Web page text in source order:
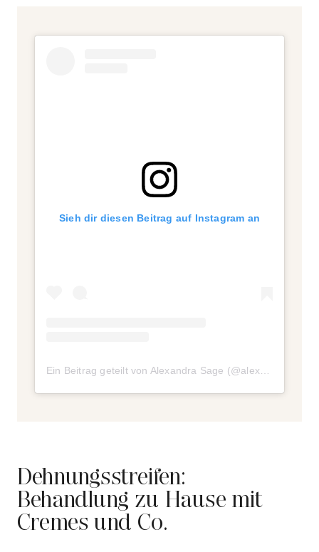
Sieh dir diesen Beitrag auf Instagram an
Dehnungsstreifen:
Behandlung zu Hause mit
Cremes und Co.